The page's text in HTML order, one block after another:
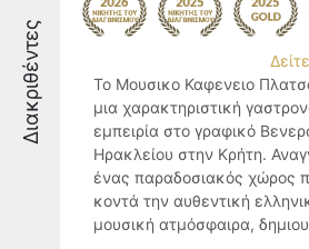
Διακριθέντες
Το Μουσικο Καφενειο
μια χαρακτηριστική
εμπειρία στο γραφικό
Ηρακλείου στην Κρήτη.
ένας παραδοσιακός χώρος
κοντά την αυθεντική
μουσική ατμόσφαιρα,